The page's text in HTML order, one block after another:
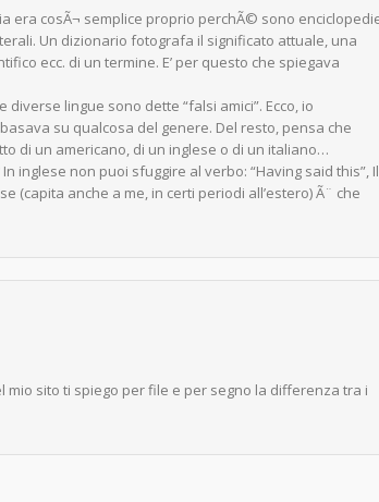
era cosÃ¬ semplice proprio perchÃ© sono
Un dizionario fotografa il significato attuale, una
ecc. di un termine. E’ per questo che spiegava
lingue sono dette “falsi amici”. Ecco, io
su qualcosa del genere. Del resto, pensa che
di un americano, di un inglese o di un italiano…
In inglese non puoi sfuggire al verbo: “Having said this”, Il
(capita anche a me, in certi periodi all’estero) Ã¨ che
mio sito ti spiego per file e per segno la differenza tra i